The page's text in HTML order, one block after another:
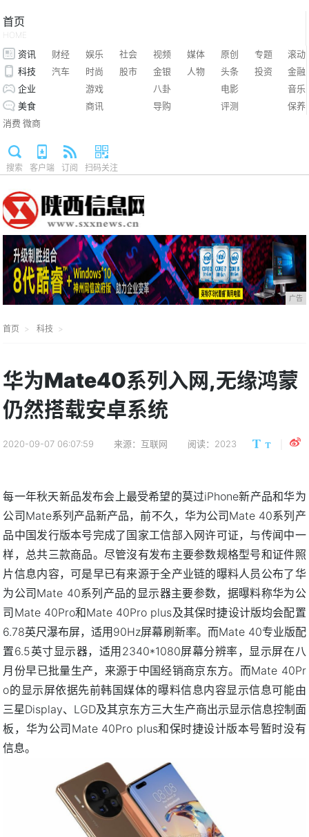
首页
HOME
资讯 财经 娱乐 社会 视频 媒体 原创 专题
滚动
科技
汽车 时尚 股市 金银 人物 头条 投资
金融
企业
游戏 八卦 电影
音乐
美食
商讯 导购 评测
保养
消费 微商
搜索 客户端 订阅 扫码关注
广告
首页 科技
华为Mate40系列入网,无缘鸿蒙
仍然搭载安卓系统
2020-09-07 06:07:59 来源：互联网 阅读：2023
每一年秋天新品发布会上最受希望的莫过iPhone新产品和华为
公司Mate系列产品新产品，前不久，华为公司Mate 40系列产
品中国发行版本号完成了国家工信部入网许可证，与传闻中一
样，总共三款商品。尽管沒有发布主要参数规格型号和证件照
片信息内容，可是早已有来源于全产业链的曝料人员公布了华
为公司Mate 40系列产品的显示器主要参数，据曝料称华为公
司Mate 40Pro和Mate 40Pro plus及其保时捷设计版均会配置
6.78英尺瀑布屏，适用90Hz屏幕刷新率。而Mate 40专业版配
置6.5英寸显示器，适用2340*1080屏幕分辨率，显示屏在八
月份早已批量生产，来源于中国经销商京东方。而Mate 40Pr
o的显示屏依据先前韩国媒体的曝料信息内容显示信息可能由
三星Display、LGD及其京东方三大生产商出示显示信息控制面
板，华为公司Mate 40Pro plus和保时捷设计版本号暂时没有
信息。